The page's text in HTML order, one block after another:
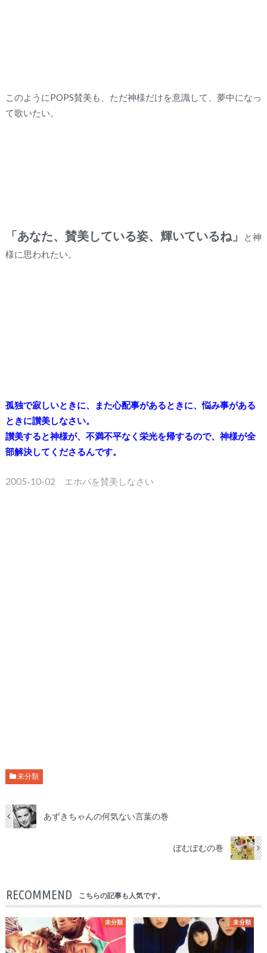
このようにPOPS賛美も、ただ神様だけを意識して、夢中になっ
て歌いたい。
「あなた、賛美している姿、輝いているね」
と神
様に思われたい。
孤独で寂しいときに、また心配事があるときに、悩み事がある
ときに讃美しなさい。
讃美すると神様が、不満不平なく栄光を帰するので、神様が全
部解決してくださるんです。
2005-10-02 エホバを賛美しなさい
未分類
あずきちゃんの何気ない言葉の巻
ぽむぽむの巻
RECOMMEND こちらの記事も人気です。
未分類 未分類